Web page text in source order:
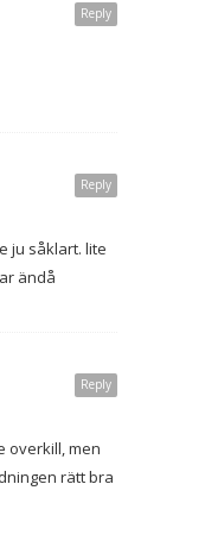
Reply
Reply
ju såklart. lite
ändå
Reply
overkill, men
rätt bra